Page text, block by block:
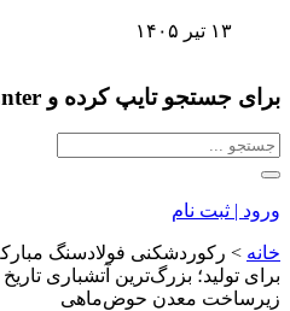
۱۳ تیر ۱۴۰۵
برای جستجو تایپ کرده و Enter را بزنید
ورود | ثبت نام
خانه > رکوردشکنی فولادسنگ
برای تولید؛ بزرگ‌ترین آتشباری
زیرساخت معدن حوض‌ماهی